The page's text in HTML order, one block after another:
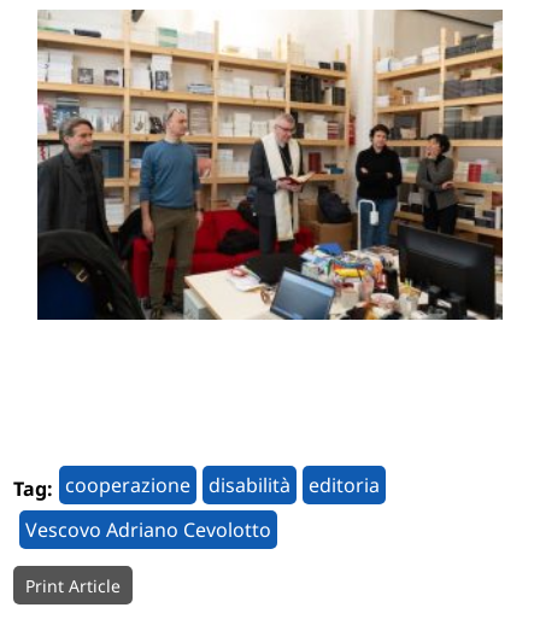
Tag: cooperazione disabilità
editoria
Vescovo Adriano Cevolotto
Print Article